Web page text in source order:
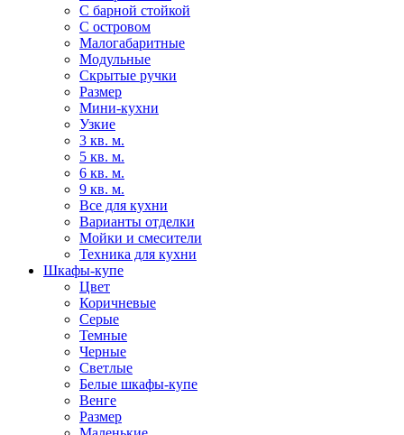
С барной стойкой
С островом
Малогабаритные
Модульные
Скрытые ручки
Размер
Мини-кухни
Узкие
3 кв. м.
5 кв. м.
6 кв. м.
9 кв. м.
Все для кухни
Варианты отделки
Мойки и смесители
Техника для кухни
Шкафы-купе
Цвет
Коричневые
Серые
Темные
Черные
Светлые
Белые шкафы-купе
Венге
Размер